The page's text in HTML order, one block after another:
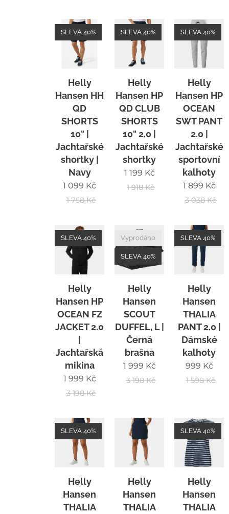
Helly
Hansen HH
QD
SHORTS
10" |
Jachtařské
shortky |
Navy
SLEVA 40%
1 099 Kč
1 758Kč
Helly
Hansen HP
QD CLUB
SHORTS
10" 2.0 |
Jachtařské
shortky
SLEVA 40%
1 199 Kč
1 918Kč
Helly
Hansen HP
OCEAN
SWT PANT
2.0 |
Jachtařské
sportovní
kalhoty
SLEVA 40%
1 899 Kč
3 038Kč
Helly
Hansen HP
OCEAN FZ
JACKET 2.0
Jachtařská
mikina
SLEVA 40%
1 999 Kč
3 198Kč
Helly
Hansen
SCOUT
DUFFEL, L |
Černá
brašna
Vyprodáno
SLEVA 40%
1 999 Kč
3 198Kč
Helly
Hansen
THALIA
PANT 2.0 |
Dámské
kalhoty
SLEVA 40%
999 Kč
1 598Kč
Helly
Hansen
THALIA
SLEVA 40%
Helly
Hansen
THALIA
Helly
Hansen
THALIA
SLEVA 40%